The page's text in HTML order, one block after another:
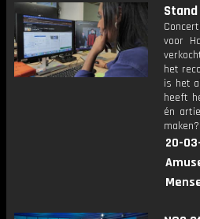
voor
het
is het
heeft
én
20-